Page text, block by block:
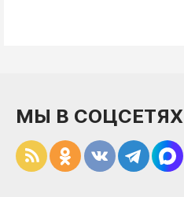
МЫ В СОЦСЕТЯХ